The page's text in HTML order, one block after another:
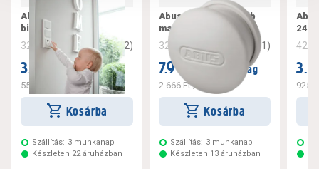
Abus konnektor
biztosító 6db greta
321582 3 (2)
3.299 Ft / csomag
550 Ft / darab
Kosárba
Szállítás: 3 munkanap
Készleten 22 áruházban
Abus mágneszár 3db
marc
321591 5 (1)
7.999 Ft / csomag
2.666 Ft/ darab
Kosárba
Szállítás: 3 munkanap
Készleten 13 áruházban
925